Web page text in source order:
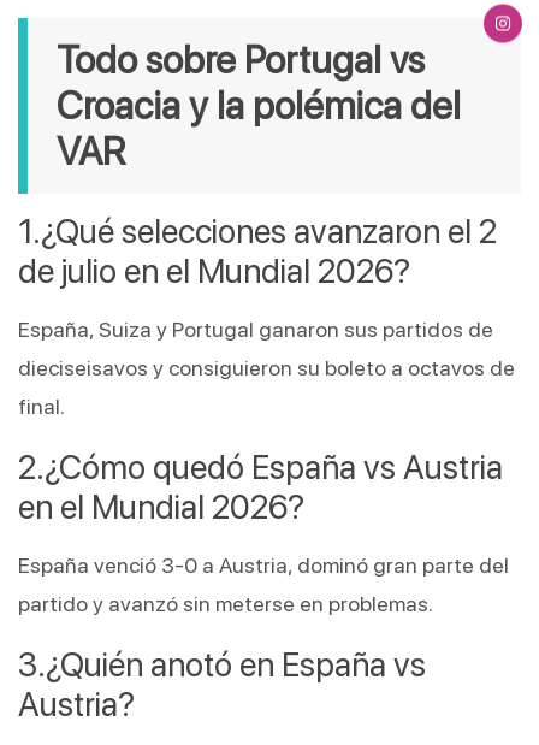
Todo sobre Portugal vs
Croacia y la polémica del
VAR
¿Qué selecciones avanzaron el 2
de julio en el Mundial 2026?
España, Suiza y Portugal ganaron sus partidos de
dieciseisavos y consiguieron su boleto a octavos de
final.
¿Cómo quedó España vs Austria
en el Mundial 2026?
España venció 3-0 a Austria, dominó gran parte del
partido y avanzó sin meterse en problemas.
¿Quién anotó en España vs
Austria?